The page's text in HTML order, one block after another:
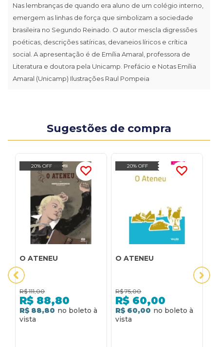
Nas lembranças de quando era aluno de um colégio interno,
emergem as linhas de força que simbolizam a sociedade
brasileira no Segundo Reinado. O autor mescla digressões
poéticas, descrições satíricas, devaneios líricos e crítica
social. A apresentação é de Emília Amaral, professora de
Literatura e doutora pela Unicamp. Prefácio e Notas Emília
Amaral (Unicamp) Ilustrações Raul Pompeia
Sugestões de compra
20% OFF
O ATENEU
R$ 111,00
R$ 88,80
R$ 88,80
20% OFF
O ATENEU
R$ 75,00
R$ 60,00
R$ 60,00